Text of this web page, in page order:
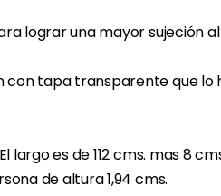
lograr una mayor sujeción
con tapa transparente que lo
largo es de 112 cms. mas 8
de altura 1,94 cms.